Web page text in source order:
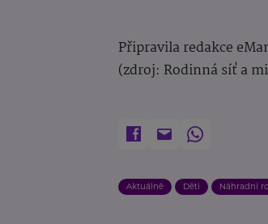
Připravila redakce
(zdroj: Rodinná síť a
Aktuálně Děti Náhradní